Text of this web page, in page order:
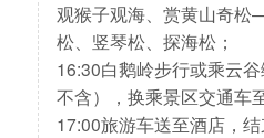
观猴子观海、赏黄山奇
松、竖琴松、探海松；
16:30白鹅岭步行或乘云
不含），换乘景区交通车
17:00旅游车送至酒店，结